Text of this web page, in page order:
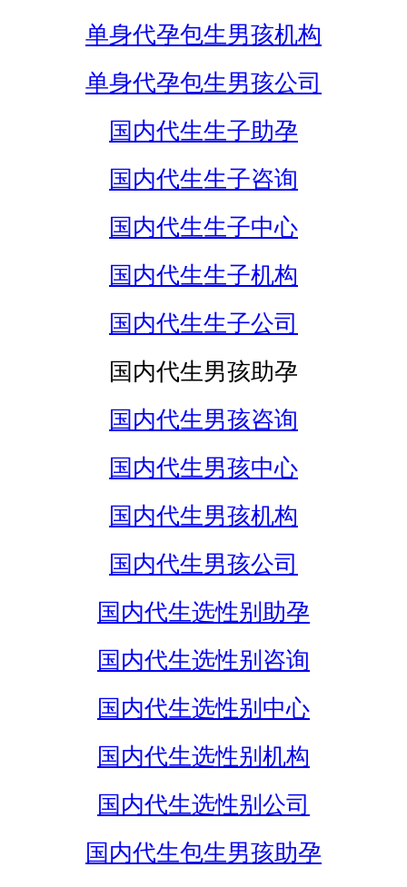
单身代孕包生男孩机构
单身代孕包生男孩公司
国内代生生子助孕
国内代生生子咨询
国内代生生子中心
国内代生生子机构
国内代生生子公司
国内代生男孩助孕
国内代生男孩咨询
国内代生男孩中心
国内代生男孩机构
国内代生男孩公司
国内代生选性别助孕
国内代生选性别咨询
国内代生选性别中心
国内代生选性别机构
国内代生选性别公司
国内代生包生男孩助孕